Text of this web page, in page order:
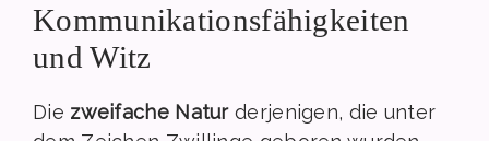
Kommunikationsfähigkeiten
und Witz
Die zweifache Naturderjenigen, die unter